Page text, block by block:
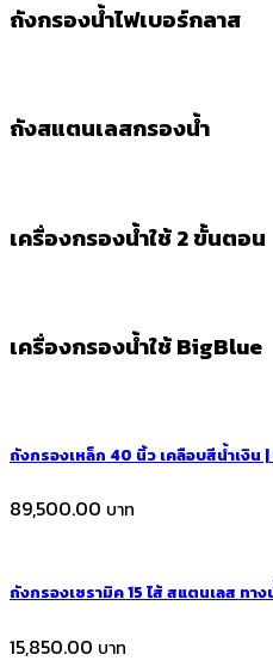
ถังกรองน้ำไฟเบอร์กลาส
ถังสแตนเลสกรองน้ำ
เครื่องกรองน้ำใช้ 2 ขั้นตอน
เครื่องกรองน้ำใช้ BigBlue
ถังกรองเหล็ก 40 นิ้ว เคลือบสีน้ำเงิน
89,500.00
ถังกรองเซรามิค 15 ไส้ สแตนเลส ทาง
15,850.00